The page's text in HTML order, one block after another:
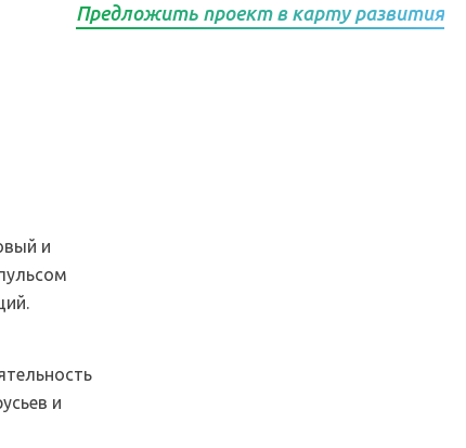
Предложить проект в карту развития
и
и